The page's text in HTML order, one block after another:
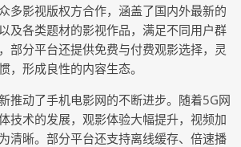
多影视版权方合作，涵盖了国内外最新的
及各类题材的影视作品，满足不同用户群
部分平台还提供免费与付费观影选择，灵
，形成良性的内容生态。
推动了手机电影网的不断进步。随着5G网
技术的发展，观影体验大幅提升，视频加
清晰。部分平台还支持离线缓存、倍速播